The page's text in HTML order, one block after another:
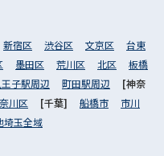
新宿区 渋谷区 文京区
台東
墨田区 荒川区 北区
板橋
王子駅周辺 町田駅周辺
[神奈
川区 [千葉] 船橋市
市川
埼玉全域